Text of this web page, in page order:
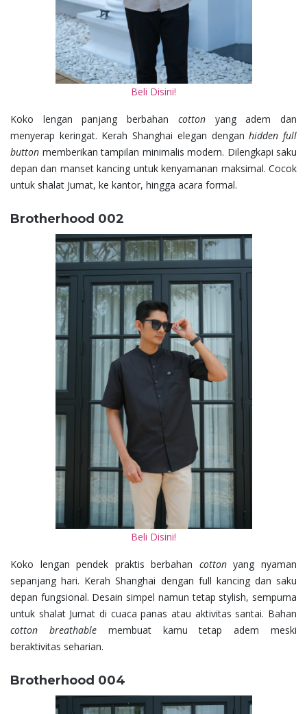
Beli Disini!
Koko lengan panjang berbahan cottonyang adem dan
menyerap keringat. Kerah Shanghai elegan denganhidden full
button memberikan tampilan minimalis modern. Dilengkapi saku
depan dan manset kancing untuk kenyamanan maksimal. Cocok
untuk shalat Jumat, ke kantor, hingga acara formal.
Brotherhood 002
Beli Disini!
Koko lengan pendek praktis berbahan cottonyang nyaman
sepanjang hari. Kerah Shanghai dengan full kancing dan saku
depan fungsional. Desain simpel namun tetap stylish, sempurna
untuk shalat Jumat di cuaca panas atau aktivitas santai. Bahan
cotton breathablemembuat kamu tetap adem meski
beraktivitas seharian.
Brotherhood 004